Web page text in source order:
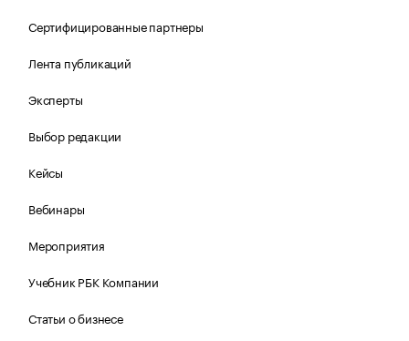
Сертифицированные партнеры
Лента публикаций
Эксперты
Выбор редакции
Кейсы
Вебинары
Мероприятия
Учебник РБК Компании
Статьи о бизнесе